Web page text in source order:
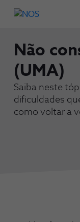
Não
(UMA)
Saiba neste
dificuldades
como voltar a